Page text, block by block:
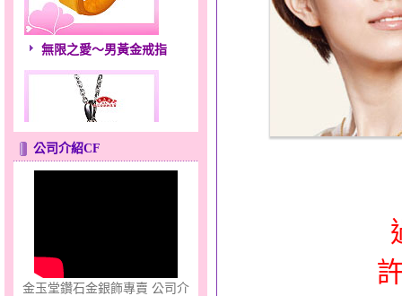
無限之愛～男黃金戒指
公司介紹CF
金玉堂鑽石金銀飾專賣 公司介